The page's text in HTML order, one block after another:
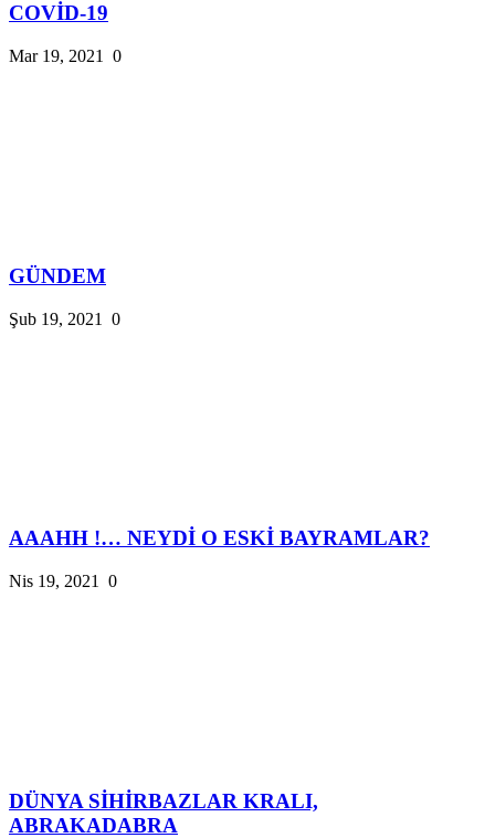
COVİD-19
Mar 19, 2021 0
GÜNDEM
Şub 19, 2021 0
AAAHH !… NEYDİ O ESKİ BAYRAMLAR?
Nis 19, 2021 0
DÜNYA SİHİRBAZLAR KRALI,
ABRAKADABRA